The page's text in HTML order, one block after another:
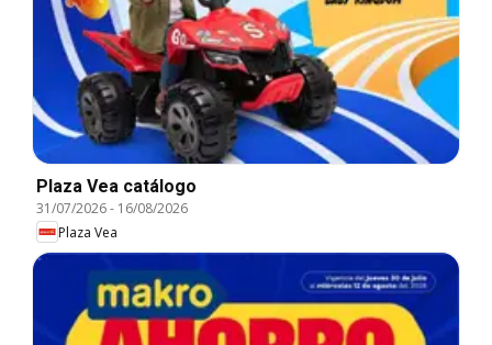
Plaza Vea catálogo
31/07/2026- 16/08/2026
Plaza Vea